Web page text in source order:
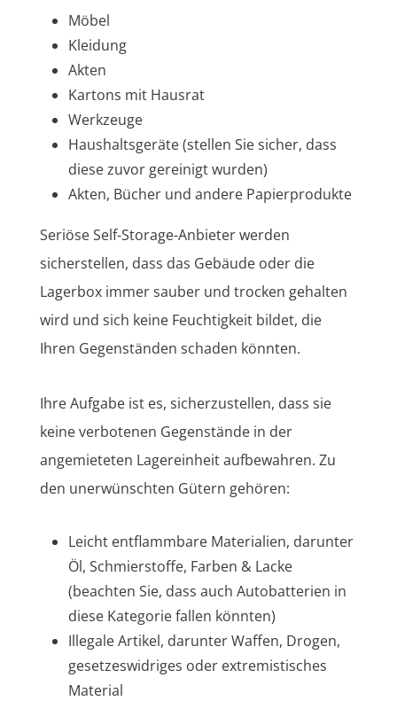
Möbel
Kleidung
Akten
Kartons mit Hausrat
Werkzeuge
Haushaltsgeräte (stellen Sie sicher, dass
diese zuvor gereinigt wurden)
Akten, Bücher und andere Papierprodukte
Seriöse Self-Storage-Anbieter werden
sicherstellen, dass das Gebäude oder die
Lagerbox immer sauber und trocken gehalten
wird und sich keine Feuchtigkeit bildet, die
Ihren Gegenständen schaden könnten.
Ihre Aufgabe ist es, sicherzustellen, dass sie
keine verbotenen Gegenstände in der
angemieteten Lagereinheit aufbewahren. Zu
den unerwünschten Gütern gehören:
Leicht entflammbare Materialien, darunter
Öl, Schmierstoffe, Farben & Lacke
(beachten Sie, dass auch Autobatterien in
diese Kategorie fallen könnten)
Illegale Artikel, darunter Waffen, Drogen,
gesetzeswidriges oder extremistisches
Material